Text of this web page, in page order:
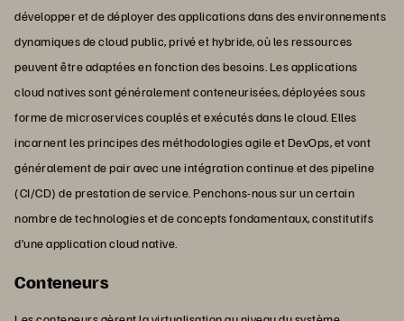
développer et de déployer des applications dans des environnements
dynamiques de cloud public, privé et hybride, où les ressources
peuvent être adaptées en fonction des besoins. Les applications
cloud natives sont généralement conteneurisées, déployées sous
forme de microservices couplés et exécutés dans le cloud. Elles
incarnent les principes des méthodologies agile et DevOps, et vont
généralement de pair avec une intégration continue et des pipeline
(CI/CD) de prestation de service. Penchons-nous sur un certain
nombre de technologies et de concepts fondamentaux, constitutifs
d’une application cloud native.
Conteneurs